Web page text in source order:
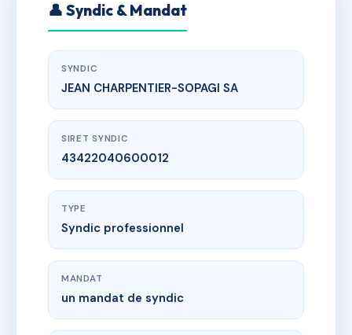
👤 Syndic & Mandat
SYNDIC
JEAN CHARPENTIER-SOPAGI SA
SIRET SYNDIC
43422040600012
TYPE
Syndic professionnel
MANDAT
un mandat de syndic